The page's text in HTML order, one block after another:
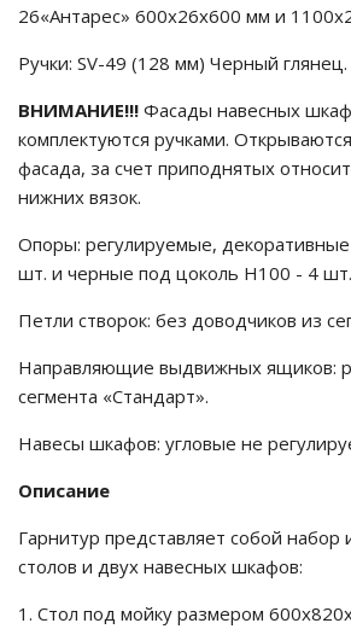
26«Антарес» 600х26х600 мм и
Ручки: SV-49 (128 мм) Черный глянец.
ВНИМАНИЕ!!! Фасады навесных
комплектуются ручками.
фасада, за счет приподнятых
нижних вязок.
Опоры: регулируемые,
шт. и черные под цоколь Н100 - 4 шт.
Петли створок: без доводчиков из
Направляющие выдвижных ящиков:
сегмента «Стандарт».
Навесы шкафов: угловые не
Описание
Гарнитур представляет собой набор
столов и двух навесных шкафов:
Стол под мойку размером